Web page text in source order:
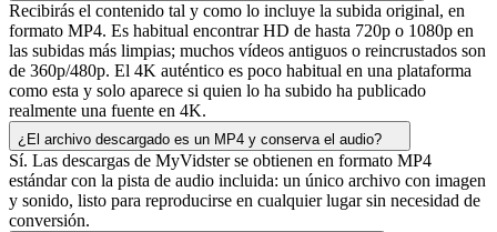
Recibirás el contenido tal y como lo incluye la subida original, en
formato MP4. Es habitual encontrar HD de hasta 720p o 1080p en
las subidas más limpias; muchos vídeos antiguos o reincrustados son
de 360p/480p. El 4K auténtico es poco habitual en una plataforma
como esta y solo aparece si quien lo ha subido ha publicado
realmente una fuente en 4K.
¿El archivo descargado es un MP4 y conserva el audio?
Sí. Las descargas de MyVidster se obtienen en formato MP4
estándar con la pista de audio incluida: un único archivo con imagen
y sonido, listo para reproducirse en cualquier lugar sin necesidad de
conversión.